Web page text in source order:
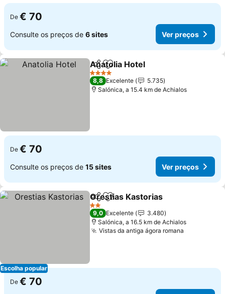
De € 70
Consulte os preços de 6 sites Ver preços
PartilharAdicionar aos favoritos
Anatolia Hotel
4 Estrelas
8,8 Excelente
5.735
Salónica, a 15.4 km de Achialos
De € 70
Consulte os preços de 15 sites Ver preços
Escolha popular
PartilharAdicionar aos favoritos
Orestias Kastorias
2 Estrelas
9,0 Excelente
3.480
Salónica, a 16.5 km de Achialos
Vistas da antiga ágora romana
De € 70